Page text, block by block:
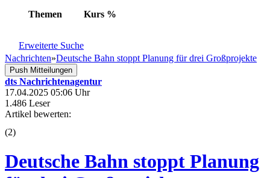
Themen Kurs %
Erweiterte Suche
Nachrichten»Deutsche Bahn stoppt Planung für drei Großprojekte
Push Mitteilungen
dts Nachrichtenagentur
17.04.2025 05:06 Uhr
1.486 Leser
Artikel bewerten:
(2)
Deutsche Bahn stoppt Planung